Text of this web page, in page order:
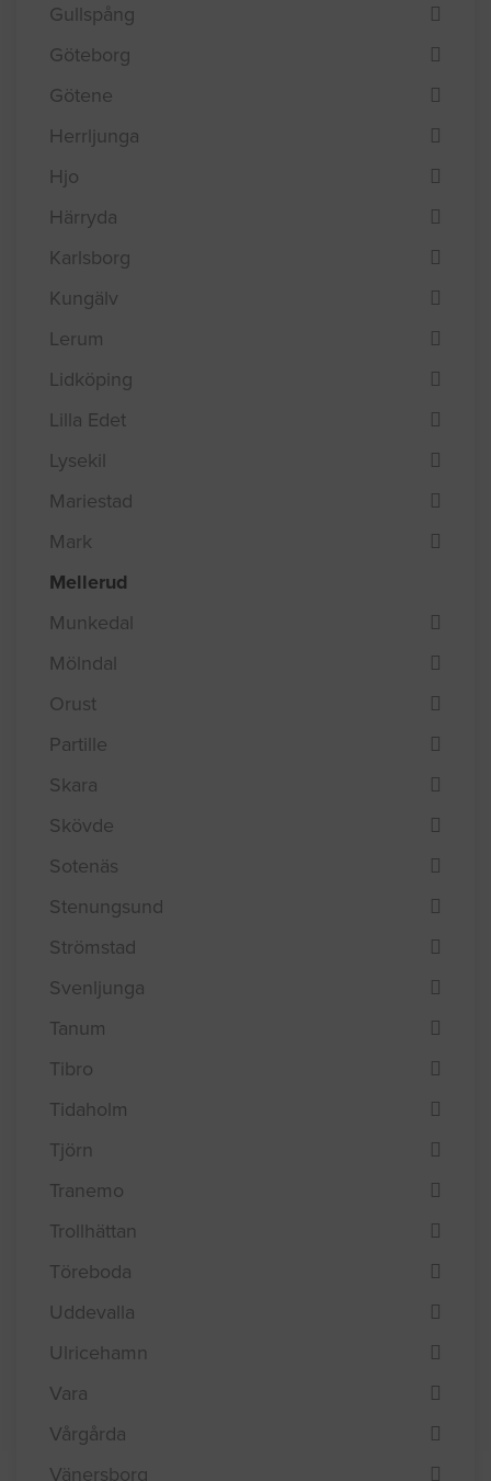
Gullspång
Göteborg
Götene
Herrljunga
Hjo
Härryda
Karlsborg
Kungälv
Lerum
Lidköping
Lilla Edet
Lysekil
Mariestad
Mark
Mellerud
Munkedal
Mölndal
Orust
Partille
Skara
Skövde
Sotenäs
Stenungsund
Strömstad
Svenljunga
Tanum
Tibro
Tidaholm
Tjörn
Tranemo
Trollhättan
Töreboda
Uddevalla
Ulricehamn
Vara
Vårgårda
Vänersborg